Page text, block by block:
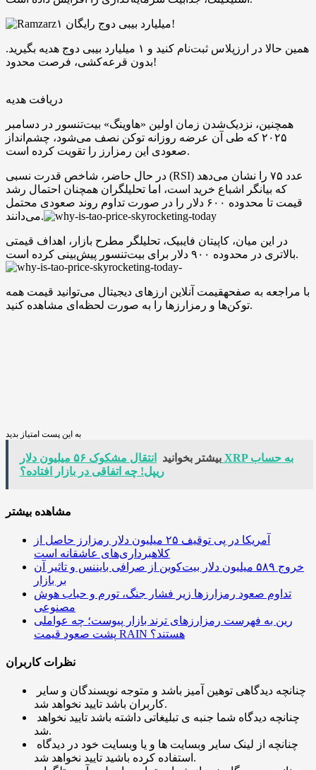
۱ میلیارد بیبی دوج رایگان!
همین حالا در ارزپلاس ثبت‌نام کنید و ۱ میلیارد بیبی دوج هدیه بگیرید.
بدون قرعه‌کشی، فرصت محدود!
دریافت هدیه
همچنین، نزدیک‌شدن زمان اولین «هاوینگ» بیت‌تنسور در دسامبر
۲۰۲۵ که طی آن عرضه روزانه توکن نصف می‌شود، چشم‌انداز
صعودی این رمزارز را تقویت کرده است.
در حال حاضر، شاخص قدرت نسبی (RSI) عدد ۷۵ را نشان می‌دهد
که بیانگر اشباع خرید است، اما تحلیلگران همچنان احتمال رشد
قیمت تا محدوده ۶۰۰ دلار را در صورت تداوم روند صعودی محتمل
می‌دانند.
در این میان، کاپیتان فایبیک، تحلیلگر مطرح بازار، اهداف قیمتی
بالاتری در محدوده ۹۰۰ دلار برای بیت‌تنسور پیش‌بینی کرده است.
با مراجعه به صفحهقیمت آنلاین ارزهای دیجیتال می‌توانید قیمت همه
توکن‌ها و رمزارزها را به صورت لحظه‌ای مشاهده کنید.
به این پست امتیاز بدید
بیشتر بخوانید
انتقال مشکوک ۵۶ میلیون دلار XRP به حساب
ریپل! چه اتفاقی در بازار افتاده؟
مشاهده بیشتر
آمریکا در پی توقیف ۲۵ میلیون دلار رمزارز حاصل از
کلاهبرداری‌های عاشقانه است
خروج ۵۸۹ میلیون دلار بیت‌کوین از صرافی بایننس و تاثیر آن
بر بازار
تداوم صعود رمزارزها زیر فشار جنگ، تورم و حباب هوش
مصنوعی
رین به فهرست رمزارزهای ترند بازار پیوست؛ چه عواملی
پشت صعود قیمت RAIN هستند؟
نظرات کاربران
کاربران باشد تایید نخواهد شد.
شد.
استفاده کرده باشید تایید نخواهد شد.